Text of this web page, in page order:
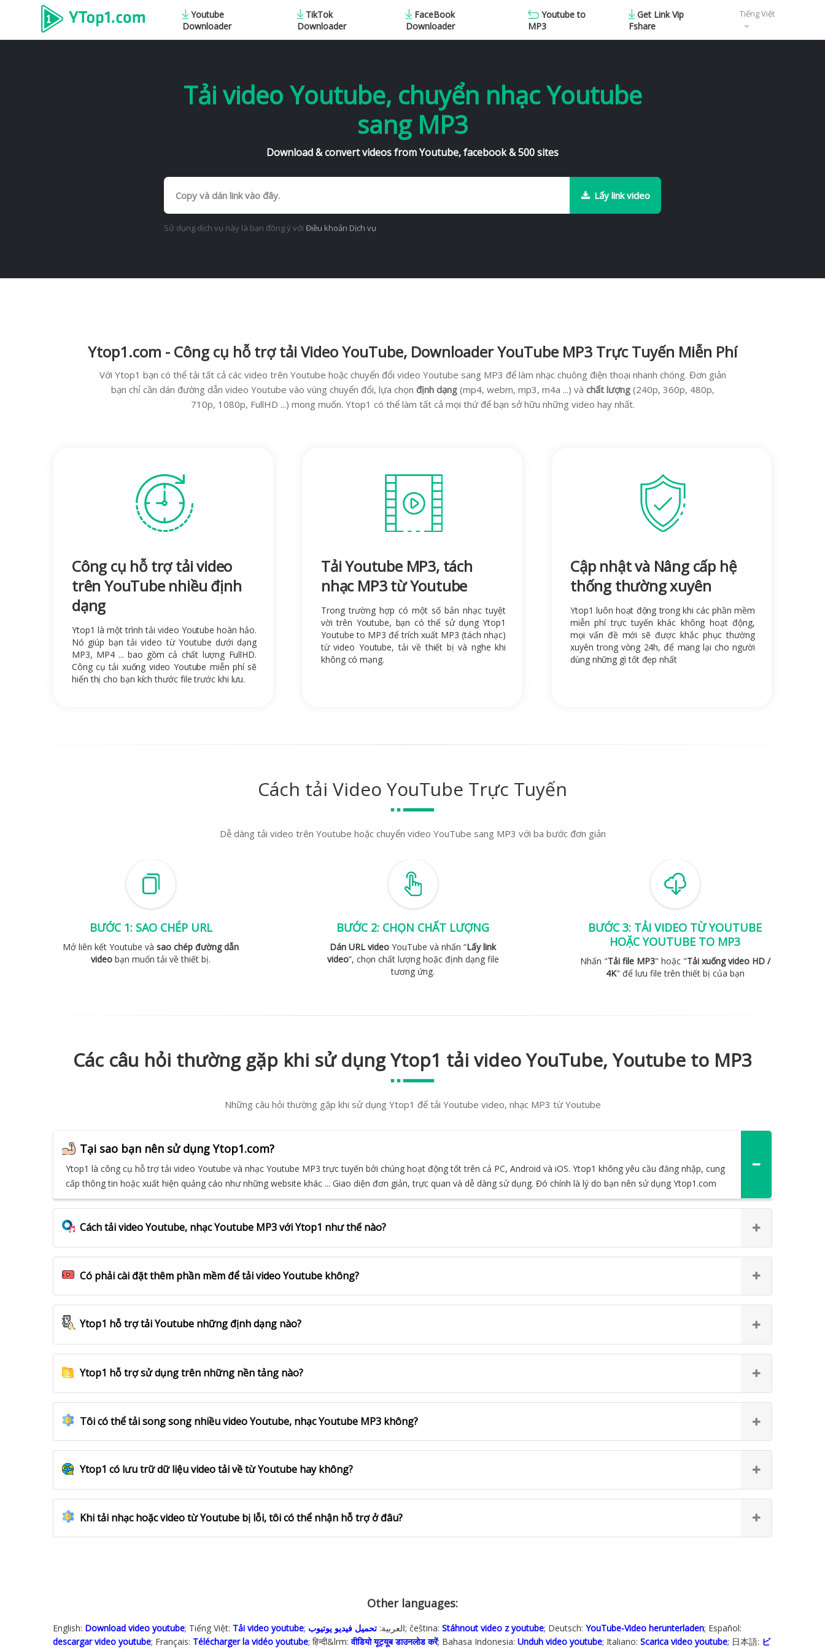
Youtube
Downloader
TikTok
Downloader
FaceBook
Downloader
Youtube to
MP3
Get Link Vip
Fshare
Tiếng Việt
Tải video Youtube, chuyển nhạc Youtube
sang MP3
Download & convert videos from Youtube, facebook & 500 sites
Lấy link video
Sử dụng dịch vụ này là bạn đồng ý với Điều khoản Dịch vụ
Ytop1.com - Công cụ hỗ trợ tải Video YouTube, Downloader YouTube MP3 Trực Tuyến Miễn Phí
Với Ytop1 bạn có thể tải tất cả các video trên Youtube hoặc chuyển đổi video Youtube sang MP3 để làm nhạc chuông điện thoại nhanh chóng. Đơn giản
bạn chỉ cần dán đường dẫn video Youtube vào vùng chuyển đổi, lựa chọn định dạng(mp4, webm, mp3, m4a ...) và chất lượng(240p, 360p, 480p,
710p, 1080p, FullHD ...) mong muốn. Ytop1 có thể làm tất cả mọi thứ để bạn sở hữu những video hay nhất.
Công cụ hỗ trợ tải video
trên YouTube nhiều định
dạng
Ytop1 là một trình tải video Youtube hoàn hảo.
Nó giúp bạn tải video từ Youtube dưới dạng
MP3, MP4 ... bao gồm cả chất lượng FullHD.
Công cụ tải xuống video Youtube miễn phí sẽ
hiển thị cho bạn kích thước file trước khi lưu.
Tải Youtube MP3, tách
nhạc MP3 từ Youtube
Trong trường hợp có một số bản nhạc tuyệt
vời trên Youtube, bạn có thể sử dụng Ytop1
Youtube to MP3 để trích xuất MP3 (tách nhạc)
từ video Youtube, tải về thiết bị và nghe khi
không có mạng.
Cập nhật và Nâng cấp hệ
thống thường xuyên
Ytop1 luôn hoạt động trong khi các phần mềm
miễn phí trực tuyến khác không hoạt động,
mọi vấn đề mới sẽ được khắc phục thường
xuyên trong vòng 24h, để mang lại cho người
dùng những gì tốt đẹp nhất
Cách tải Video YouTube Trực Tuyến
Dễ dàng tải video trên Youtube hoặc chuyển video YouTube sang MP3 với ba bước đơn giản
BƯỚC 1: SAO CHÉP URL
Mở liên kết Youtube và sao chép đường dẫn
video bạn muốn tải về thiết bị.
BƯỚC 2: CHỌN CHẤT LƯỢNG
Dán URL video YouTube và nhấn “Lấy link
video”, chọn chất lượng hoặc định dạng file
tương ứng.
BƯỚC 3: TẢI VIDEO TỪ YOUTUBE
HOẶC YOUTUBE TO MP3
Nhấn "Tải file MP3" hoặc "Tải xuống video HD /
4K" để lưu file trên thiết bị của bạn
Các câu hỏi thường gặp khi sử dụng Ytop1 tải video YouTube, Youtube to MP3
Những câu hỏi thường gặp khi sử dụng Ytop1 để tải Youtube video, nhạc MP3 từ Youtube
Tại sao bạn nên sử dụng Ytop1.com?
Ytop1 là công cụ hỗ trợ tải video Youtube và nhạc Youtube MP3 trực tuyến bởi chúng hoạt động tốt trên cả PC, Android và iOS. Ytop1 không yêu cầu đăng nhập, cung
cấp thông tin hoặc xuất hiện quảng cáo như những website khác ... Giao diện đơn giản, trực quan và dễ dàng sử dụng. Đó chính là lý do bạn nên sử dụng Ytop1.com
Cách tải video Youtube, nhạc Youtube MP3 với Ytop1 như thế nào?
Có phải cài đặt thêm phần mềm để tải video Youtube không?
Ytop1 hỗ trợ tải Youtube những định dạng nào?
Ytop1 hỗ trợ sử dụng trên những nền tảng nào?
Tôi có thể tải song song nhiều video Youtube, nhạc Youtube MP3 không?
Ytop1 có lưu trữ dữ liệu video tải về từ Youtube hay không?
Khi tải nhạc hoặc video từ Youtube bị lỗi, tôi có thể nhận hỗ trợ ở đâu?
Other languages:
English: Download video youtube; Tiếng Việt: Tải video youtube ; العربية: تحميل فيديو يوتيوب ; čeština: Stáhnout video z youtube; Deutsch: YouTube-Video herunterladen; Español:
descargar video youtube; Français: Télécharger la vidéo youtube; हिन्दी&lrm:वीडियो यूट्यूब डाउनलोड करें; Bahasa Indonesia‬: Unduh video youtube; Italiano: Scarica video youtube; 日本語: ビ